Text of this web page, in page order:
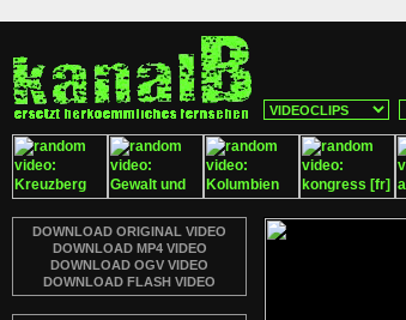
DOWNLOAD ORIGINAL VIDEO
DOWNLOAD MP4 VIDEO
DOWNLOAD OGV VIDEO
DOWNLOAD FLASH VIDEO